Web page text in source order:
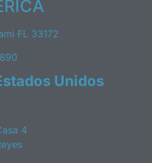
FL 33172
Unidos
4